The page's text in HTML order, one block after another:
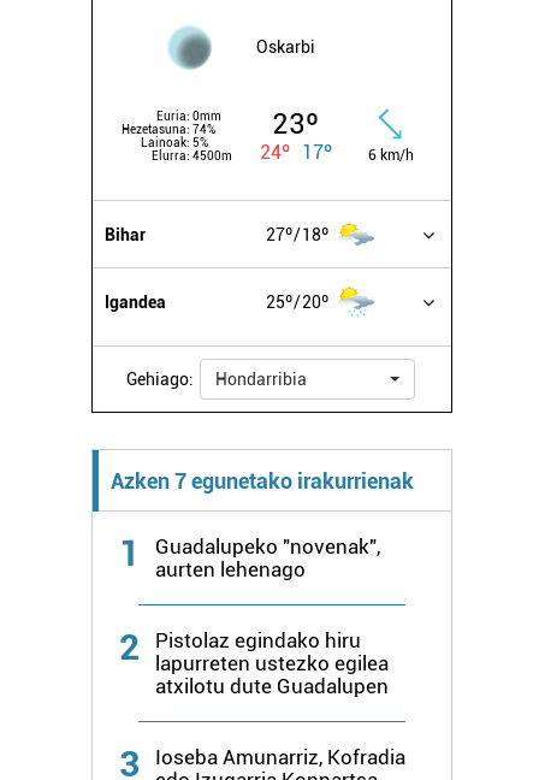
Oskarbi
Euria: 0mm
Hezetasuna: 74%
Lainoak: 5%
Elurra: 4500m
23º
24º 17º 6 km/h
Bihar 27º 18º
Igandea 25º 20º
Gehiago: Hondarribia
Azken 7 egunetako irakurrienak
1
Guadalupeko "novenak",
aurten lehenago
2
Pistolaz egindako hiru
lapurreten ustezko egilea
atxilotu dute Guadalupen
3
Ioseba Amunarriz, Kofradia